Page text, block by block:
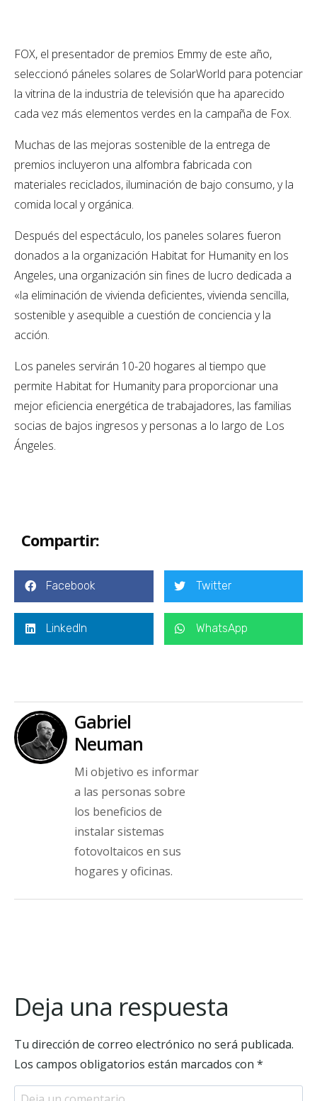
FOX, el presentador de premios Emmy de este año,
seleccionó páneles solares de SolarWorld para potenciar
la vitrina de la industria de televisión que ha aparecido
cada vez más elementos verdes en la campaña de Fox.
Muchas de las mejoras sostenible de la entrega de
premios incluyeron una alfombra fabricada con
materiales reciclados, iluminación de bajo consumo, y la
comida local y orgánica.
Después del espectáculo, los paneles solares fueron
donados a la organización Habitat for Humanity en los
Angeles, una organización sin fines de lucro dedicada a
«la eliminación de vivienda deficientes, vivienda sencilla,
sostenible y asequible a cuestión de conciencia y la
acción.
Los paneles servirán 10-20 hogares al tiempo que
permite Habitat for Humanity para proporcionar una
mejor eficiencia energética de trabajadores, las familias
socias de bajos ingresos y personas a lo largo de Los
Ángeles.
Compartir:
Facebook Twitter
LinkedIn WhatsApp
Gabriel
Neuman
Mi objetivo es informar
a las personas sobre
los beneficios de
instalar sistemas
fotovoltaicos en sus
hogares y oficinas.
Deja una respuesta
Tu dirección de correo electrónico no será publicada.
Los campos obligatorios están marcados con *